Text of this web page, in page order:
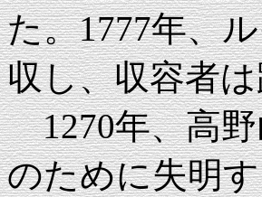
た。1777年、
収し、収容者
1270年、高野
のために失明